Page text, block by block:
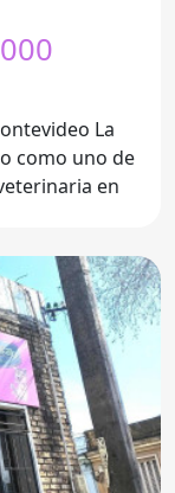
La
como uno de
en